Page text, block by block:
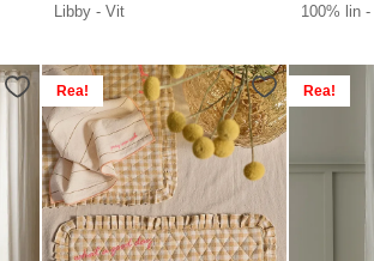
Libby - Vit
100% lin
Rea! Rea!